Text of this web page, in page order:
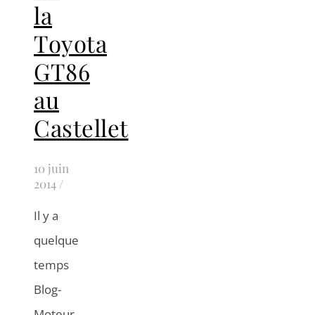
la
Toyota
GT86
au
Castellet
10 juin
2014 /
Il y a
quelque
temps
Blog-